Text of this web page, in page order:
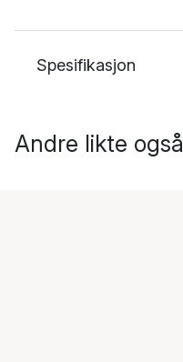
Spesifikasjon
Andre likte også